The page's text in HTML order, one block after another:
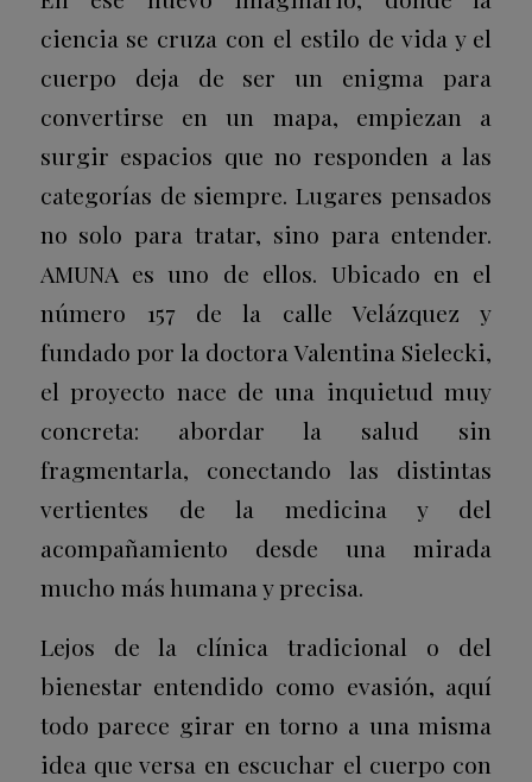
ciencia se cruza con el estilo de vida y el
cuerpo deja de ser un enigma para
convertirse en un mapa, empiezan a
surgir espacios que no responden a las
categorías de siempre. Lugares pensados
no solo para tratar, sino para entender.
AMUNA es uno de ellos. Ubicado en el
número 157 de la calle Velázquez y
fundado por la doctora Valentina Sielecki,
el proyecto nace de una inquietud muy
concreta: abordar la salud sin
fragmentarla, conectando las distintas
vertientes de la medicina y del
acompañamiento desde una mirada
mucho más humana y precisa.
Lejos de la clínica tradicional o del
bienestar entendido como evasión, aquí
todo parece girar en torno a una misma
idea que versa en escuchar el cuerpo con